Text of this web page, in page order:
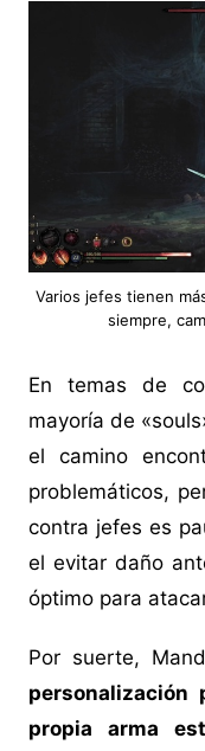
Varios jefes tienen
siempre,
En temas de
mayoría de
el camino
problemáticos,
contra jefes es
el evitar daño
óptimo para
Por suerte,
personalización
propia arma